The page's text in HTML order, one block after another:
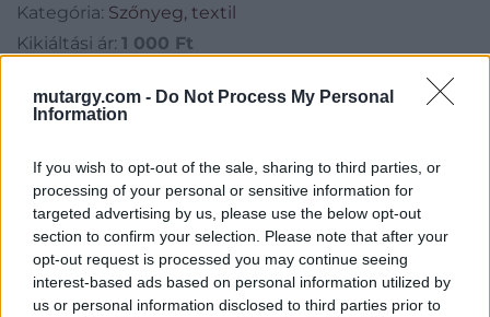
mutargy.com - Do Not Process My Personal
Information
If you wish to opt-out of the sale, sharing to third parties, or
processing of your personal or sensitive information for
targeted advertising by us, please use the below opt-out
section to confirm your selection. Please note that after your
opt-out request is processed you may continue seeing
interest-based ads based on personal information utilized by
us or personal information disclosed to third parties prior to
Kategória: Szőnyeg, textil
Kikiáltási ár: 1 000 Ft
Aukció adatai
Aukció dátuma: 2017.03.09
Aukció ideje: 18:00
Aukció helye: 1055 Budapest, Falk Miksa utca 24-26.
Tételszám: 848